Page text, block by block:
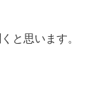
と思います。